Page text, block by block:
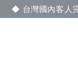
◆ 台灣國內客人